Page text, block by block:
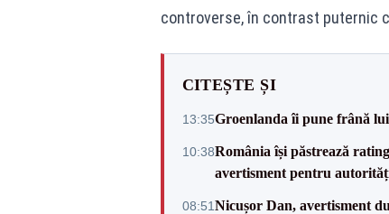
controverse, în contrast puternic
CITEȘTE ȘI
13:35Groenlanda îi pune frână
10:38România își păstrează
avertisment pentru
08:51Nicușor Dan, avertisment